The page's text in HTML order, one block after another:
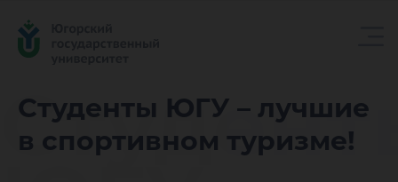
Студенты ЮГУ – лучшие
в спортивном туризме!